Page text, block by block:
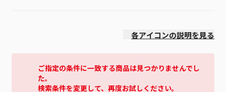
各アイコンの説明を見る
ご指定の条件に一致する商品は見つかりませんでし
た。
検索条件を変更して、再度お試しください。